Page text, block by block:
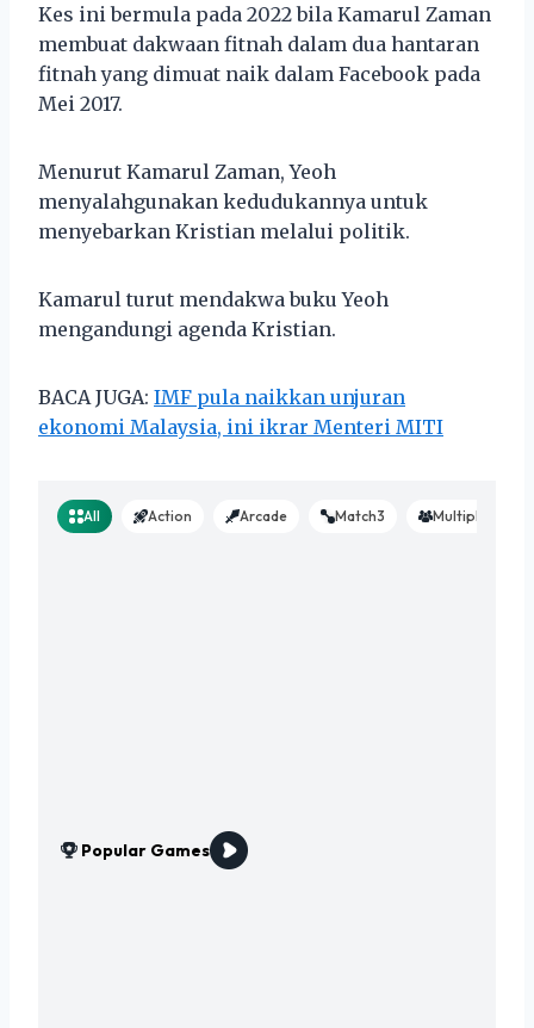
Kes ini bermula pada 2022 bila Kamarul Zaman
membuat dakwaan fitnah dalam dua hantaran
fitnah yang dimuat naik dalam Facebook pada
Mei 2017.
Menurut Kamarul Zaman, Yeoh
menyalahgunakan kedudukannya untuk
menyebarkan Kristian melalui politik.
Kamarul turut mendakwa buku Yeoh
mengandungi agenda Kristian.
BACA JUGA: IMF pula naikkan unjuran
ekonomi Malaysia, ini ikrar Menteri MITI